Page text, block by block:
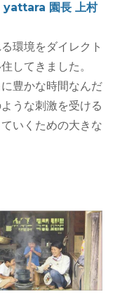
yattara 園長 上村
環境をダイレクト
してきました。
豊かな時間なんだ
うな刺激を受ける
いくための大きな